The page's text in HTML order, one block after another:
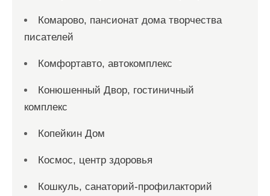
Комарово, пансионат дома творчества
писателей
Комфортавто, автокомплекс
Конюшенный Двор, гостиничный
комплекс
Копейкин Дом
Космос, центр здоровья
Кошкуль, санаторий-профилакторий